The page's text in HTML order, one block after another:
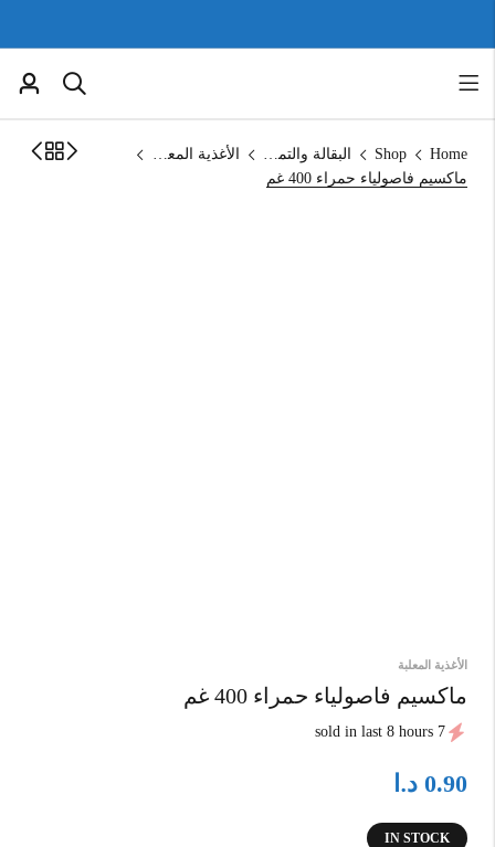
Home
Shop البقالة والتموين
الأغذية المعلبة
ماكسيم فاصولياء حمراء 400 غم
الأغذية المعلبة
ماكسيم فاصولياء حمراء 400 غم
7 sold in last 8 hours
0.90 د.ا
IN STOCK